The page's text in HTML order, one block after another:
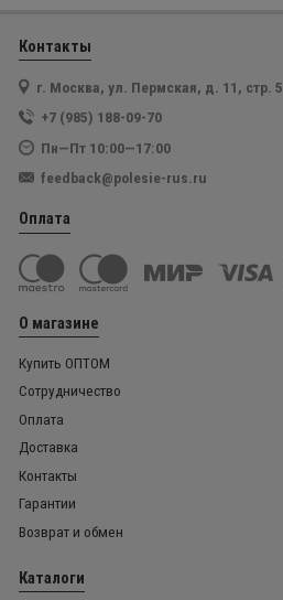
Контакты
г. Москва, ул. Пермская, д. 11, стр. 5
+7 (985) 188-09-70
Пн—Пт 10:00—17:00
feedback@polesie-rus.ru
Оплата
О магазине
Купить ОПТОМ
Сотрудничество
Оплата
Доставка
Контакты
Гарантии
Возврат и обмен
Каталоги